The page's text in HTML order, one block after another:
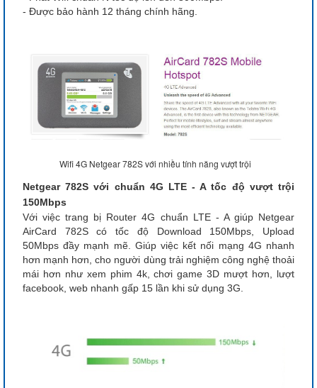
- Được bảo hành 12 tháng chính hãng.
Wifi 4G Netgear 782S với nhiều tính năng vượt trội
Netgear 782S với chuẩn 4G LTE - A tốc độ vượt trội
150Mbps
Với việc trang bị Router 4G chuẩn LTE - A giúp Netgear
AirCard 782S có tốc độ Download 150Mbps, Upload
50Mbps đầy mạnh mẽ. Giúp việc kết nối mạng 4G nhanh
hơn mạnh hơn, cho người dùng trải nghiệm công nghệ thoải
mái hơn như xem phim 4k, chơi game 3D mượt hơn, lượt
facebook, web nhanh gấp 15 lần khi sử dụng 3G.